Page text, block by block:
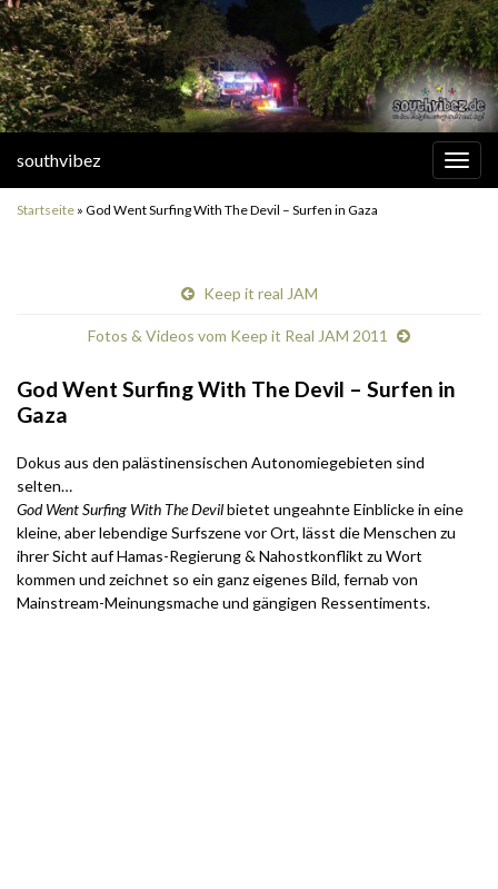
southvibez
Startseite » God Went Surfing With The Devil – Surfen in Gaza
Keep it real JAM
Fotos & Videos vom Keep it Real JAM 2011
God Went Surfing With The Devil – Surfen in
Gaza
Dokus aus den palästinensischen Autonomiegebieten sind
selten…
God Went Surfing With The Devilbietet ungeahnte Einblicke in eine
kleine, aber lebendige Surfszene vor Ort, lässt die Menschen zu
ihrer Sicht auf Hamas-Regierung & Nahostkonflikt zu Wort
kommen und zeichnet so ein ganz eigenes Bild, fernab von
Mainstream-Meinungsmache und gängigen Ressentiments.